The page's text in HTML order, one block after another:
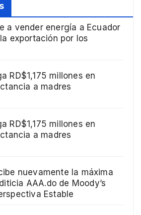
a vender energía a Ecuador
exportación por los
RD$1,175 millones en
a madres
RD$1,175 millones en
a madres
nuevamente la máxima
AAA.do de Moody’s
Estable